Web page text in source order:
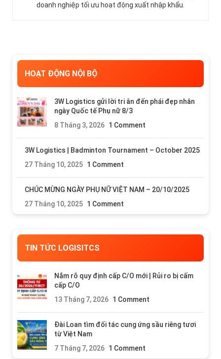
doanh nghiệp tối ưu hoạt động xuất nhập khẩu.
HOẠT ĐỘNG NỘI BỘ
3W Logistics gửi lời tri ân đến phái đẹp nhân
ngày Quốc tế Phụ nữ 8/3
8 Tháng 3, 2026 1 Comment
3W Logistics | Badminton Tournament – October 2025
27 Tháng 10, 2025 1 Comment
CHÚC MỪNG NGÀY PHỤ NỮ VIỆT NAM – 20/10/2025
27 Tháng 10, 2025 1 Comment
TIN TỨC LOGISITCS
Nắm rõ quy định cấp C/O mới | Rủi ro bị cấm
cấp C/O
13 Tháng 7, 2026 1 Comment
Đài Loan tìm đối tác cung ứng sầu riêng tươi
từ Việt Nam
7 Tháng 7, 2026 1 Comment